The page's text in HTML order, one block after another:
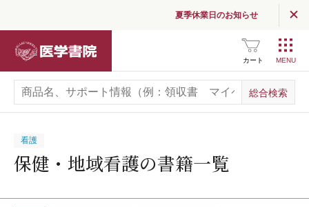
夏季休業日のお知らせ
カート
看護
保健・地域看護の書籍一覧